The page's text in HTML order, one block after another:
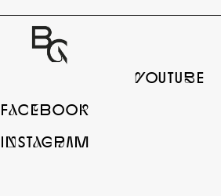
yOUTUbE
FaCeBOOk
InSTaGrAM